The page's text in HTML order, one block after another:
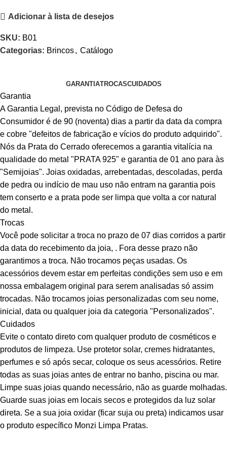
Adicionar à lista de desejos
SKU: B01
Categorias: Brincos, Catálogo
GARANTIATROCASCUIDADOS
Garantia
A Garantia Legal, prevista no Código de Defesa do
Consumidor é de 90 (noventa) dias a partir da data da compra
e cobre "defeitos de fabricação e vícios do produto adquirido".
Nós da Prata do Cerrado oferecemos a garantia vitalícia na
qualidade do metal "PRATA 925" e garantia de 01 ano para às
"Semijoias". Joias oxidadas, arrebentadas, descoladas, perda
de pedra ou indício de mau uso não entram na garantia pois
tem conserto e a prata pode ser limpa que volta a cor natural
do metal.
Trocas
Você pode solicitar a troca no prazo de 07 dias corridos a partir
da data do recebimento da joia, . Fora desse prazo não
garantimos a troca. Não trocamos peças usadas. Os
acessórios devem estar em perfeitas condições sem uso e em
nossa embalagem original para serem analisadas só assim
trocadas. Não trocamos joias personalizadas com seu nome,
inicial, data ou qualquer joia da categoria "Personalizados".
Cuidados
Evite o contato direto com qualquer produto de cosméticos e
produtos de limpeza. Use protetor solar, cremes hidratantes,
perfumes e só após secar, coloque os seus acessórios. Retire
todas as suas joias antes de entrar no banho, piscina ou mar.
Limpe suas joias quando necessário, não as guarde molhadas.
Guarde suas joias em locais secos e protegidos da luz solar
direta. Se a sua joia oxidar (ficar suja ou preta) indicamos usar
o produto específico Monzi Limpa Pratas.